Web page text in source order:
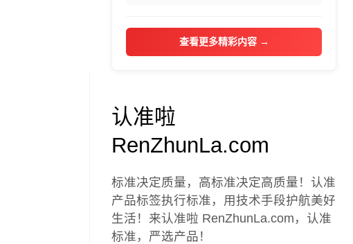
查看更多精彩内容 →
认准啦
RenZhunLa.com
标准决定质量，高标准决定高质量！认准
产品标签执行标准，用技术手段护航美好
生活！来认准啦 RenZhunLa.com，认准
标准，严选产品！